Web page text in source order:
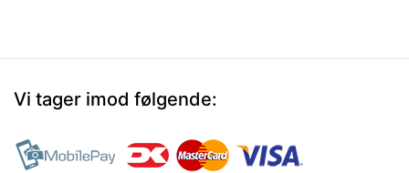
Vi tager imod følgende: